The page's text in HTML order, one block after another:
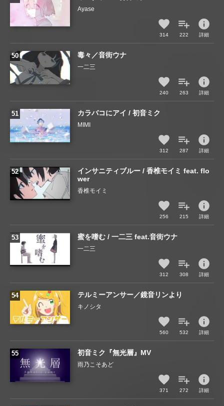
Ayase
314 222
info
詳細
毒々／音街ウナ
一二三
240 263
info
詳細
カラバコにアイ / 初音ミク
MIMI
312 287
info
詳細
インサニティブルー / 香椎モイミ feat. flo
wer
香椎モイミ
256 215
info
詳細
蜜を嗜む / 一二三 feat.音街ウナ
一二三
312 308
info
詳細
テルミーアンサー／鏡音リンより
キノシタ
560 532
info
詳細
初音ミク『無光層』MV
雨乃こそあど
371 272
info
詳細